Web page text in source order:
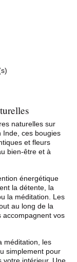
naturelles sur
Inde, ces bougies
et fleurs
bien-être et à
énergétique
la détente, la
la méditation. Les
au long de la
accompagnent vos
méditation, les
simplement pour